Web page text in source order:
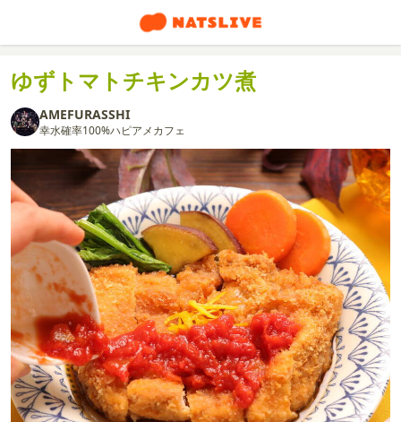
ゆずトマトチキンカツ煮
AMEFURASSHI
幸水確率100%ハピアメカフェ